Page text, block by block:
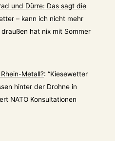
und Dürre: Das sagt die
– kann ich nicht mehr
hat nix mit Sommer
Metall?: “Kiesewetter
hinter der Drohne in
NATO Konsultationen